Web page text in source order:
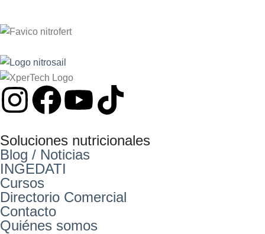
Soluciones nutricionales
Blog / Noticias
INGEDATI
Cursos
Directorio Comercial
Contacto
Quiénes somos